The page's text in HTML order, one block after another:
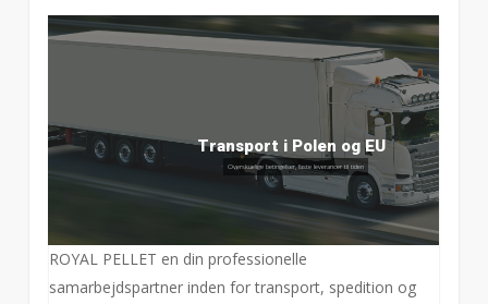
Overskuelige betingelser
Konkurrencedygtige priser, rabatordning
ROYAL PELLET en din professionelle
samarbejdspartner inden for transport, spedition og